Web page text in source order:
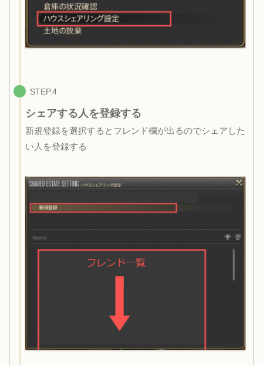
STEP.4
シェアする人を登録する
新規登録を選択するとフレンド欄が出るのでシェアした
い人を登録する